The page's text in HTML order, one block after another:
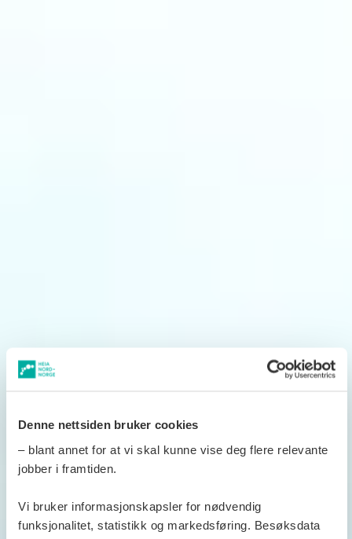
Denne nettsiden bruker cookies
– blant annet for at vi skal kunne vise deg flere relevante
jobber i framtiden.
Vi bruker informasjonskapsler for nødvendig
funksjonalitet, statistikk og markedsføring. Besøksdata